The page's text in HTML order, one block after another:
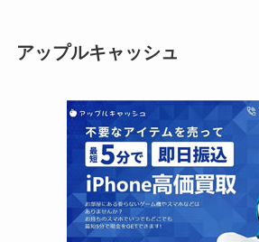
アップルキャッシュ